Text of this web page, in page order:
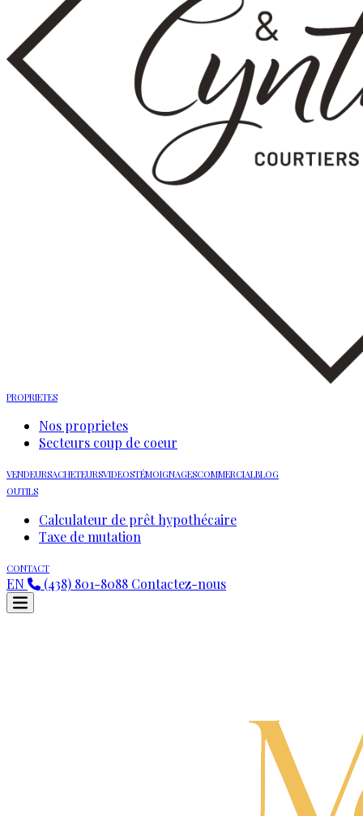
PROPRIETES
Nos proprietes
Secteurs coup de coeur
VENDEURSACHETEURSVIDEOSTÉMOIGNAGESCOMMERCIALBLOG
OUTILS
Calculateur de prêt hypothécaire
Taxe de mutation
CONTACT
EN (438) 801-8088 Contactez-nous